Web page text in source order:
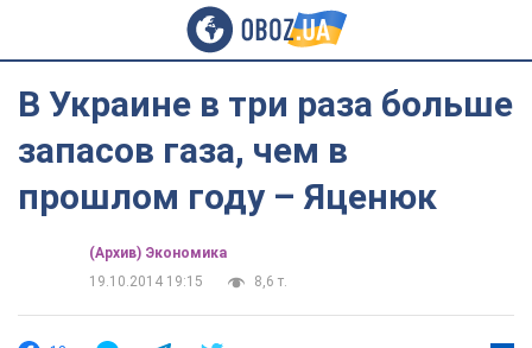
В Украине в три раза больше
запасов газа, чем в
прошлом году – Яценюк
(Архив) Экономика
19.10.2014 19:15
8,6 т.